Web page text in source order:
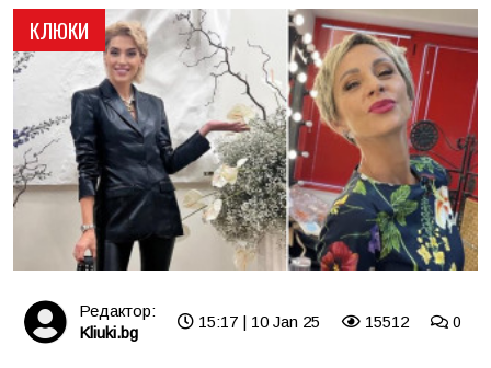
КЛЮКИ
Редактор:
Kliuki.bg
15:17 | 10 Jan 25 15512 0